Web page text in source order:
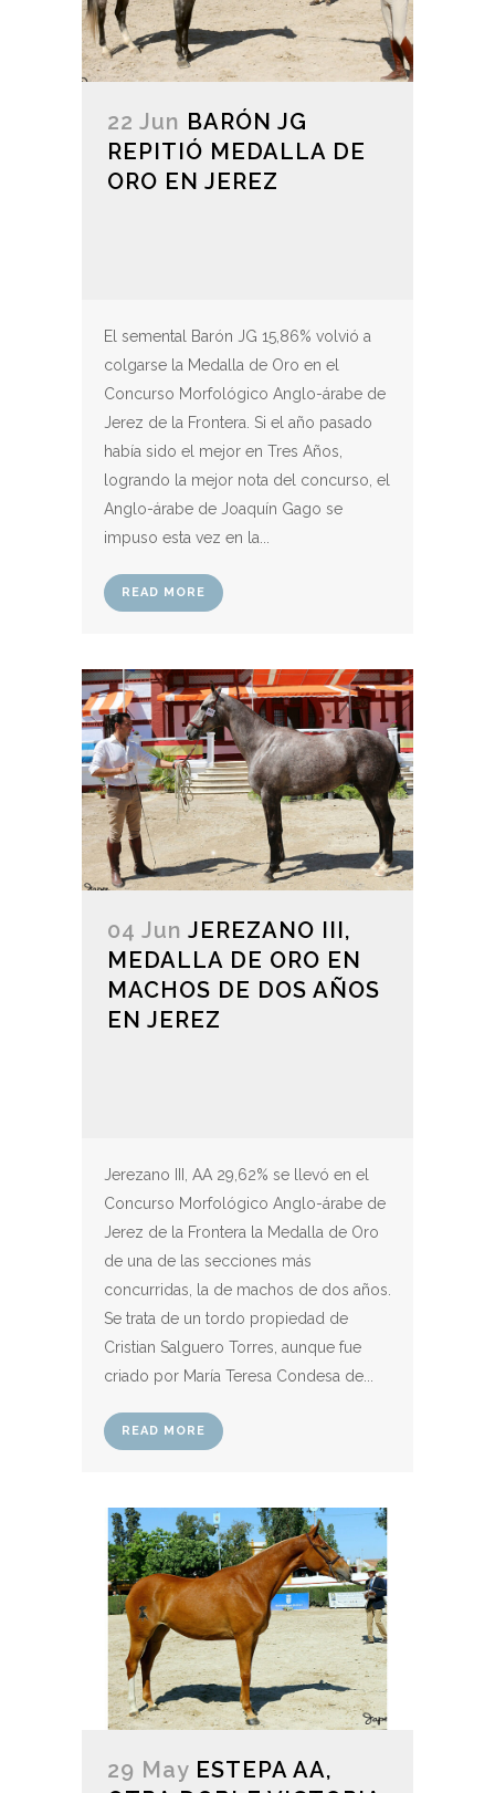
22 Jun BARÓN JG
REPITIÓ MEDALLA DE
ORO EN JEREZ
El semental Barón JG 15,86% volvió a
colgarse la Medalla de Oro en el
Concurso Morfológico Anglo-árabe de
Jerez de la Frontera. Si el año pasado
había sido el mejor en Tres Años,
logrando la mejor nota del concurso, el
Anglo-árabe de Joaquín Gago se
impuso esta vez en la...
READ MORE
04 Jun JEREZANO III,
MEDALLA DE ORO EN
MACHOS DE DOS AÑOS
EN JEREZ
Jerezano III, AA 29,62% se llevó en el
Concurso Morfológico Anglo-árabe de
Jerez de la Frontera la Medalla de Oro
de una de las secciones más
concurridas, la de machos de dos años.
Se trata de un tordo propiedad de
Cristian Salguero Torres, aunque fue
criado por María Teresa Condesa de...
READ MORE
29 May ESTEPA AA,